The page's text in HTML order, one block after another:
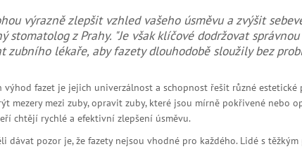
výrazně zlepšit vzhled vašeho úsměvu a zvýšit
stomatolog z Prahy. "Je však klíčové dodržovat
zubního lékaře, aby fazety dlouhodobě sloužily bez
výhod fazet je jejich univerzálnost a schopnost řešit různé
mezery mezi zuby, opravit zuby, které jsou mírně pokřivené nebo
chtějí rychlé a efektivní zlepšení úsměvu.
dávat pozor je, že fazety nejsou vhodné pro každého. Lidé s